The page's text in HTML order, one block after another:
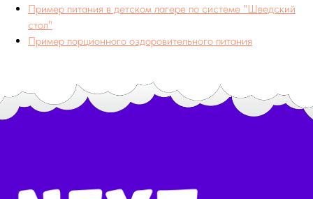
Пример питания в детском лагере по системе "Шведский
стол"
Пример порционного оздоровительного питания